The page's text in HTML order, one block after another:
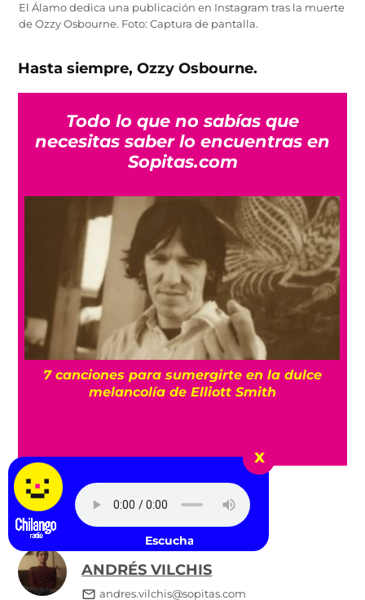
El Álamo dedica una publicación en Instagram tras la muerte
de Ozzy Osbourne. Foto: Captura de pantalla.
Hasta siempre, Ozzy Osbourne.
Todo lo que no sabías que
necesitas saber lo encuentras en
Sopitas.com
7 canciones para sumergirte en la dulce
melancolía de Elliott Smith
TAGS: black sabbath
ANDRÉS VILCHIS
andres.vilchis@sopitas.com
x
Escucha Radio Chilango -